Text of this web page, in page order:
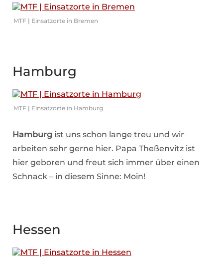
MTF | Einsatzorte in Bremen
Hamburg
MTF | Einsatzorte in Hamburg
Hamburg ist uns schon lange treu und wir
arbeiten sehr gerne hier. Papa Theßenvitz ist
hier geboren und freut sich immer über einen
Schnack – in diesem Sinne: Moin!
Hessen